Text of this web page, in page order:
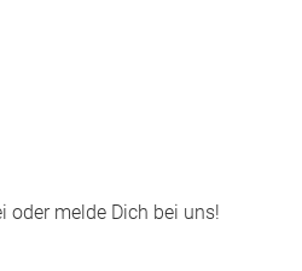
oder melde Dich bei uns!